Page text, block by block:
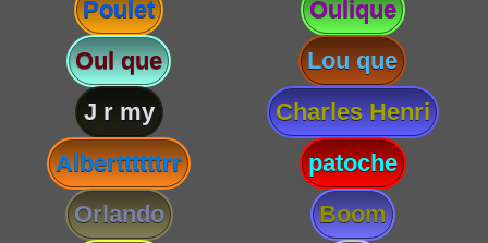
Poulet
Oulique
Oul que
Lou que
J r my
Charles Henri
Alberttttttrr
patoche
Orlando
Boom